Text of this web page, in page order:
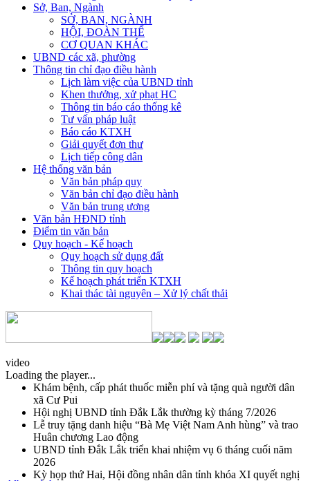
Sở, Ban, Ngành
SỞ, BAN, NGÀNH
HỘI, ĐOÀN THỂ
CƠ QUAN KHÁC
UBND các xã, phường
Thông tin chỉ đạo điều hành
Lịch làm việc của UBND tỉnh
Khen thưởng, xử phạt HC
Thông tin báo cáo thống kê
Tư vấn pháp luật
Báo cáo KTXH
Giải quyết đơn thư
Lịch tiếp công dân
Hệ thống văn bản
Văn bản pháp quy
Văn bản chỉ đạo điều hành
Văn bản trung ương
Văn bản HĐND tỉnh
Điểm tin văn bản
Quy hoạch - Kế hoạch
Quy hoạch sử dụng đất
Thông tin quy hoạch
Kế hoạch phát triển KTXH
Khai thác tài nguyên – Xử lý chất thải
video
Loading the player...
Khám bệnh, cấp phát thuốc miễn phí và tặng quà người dân
xã Cư Pui
Hội nghị UBND tỉnh Đắk Lắk thường kỳ tháng 7/2026
Lễ truy tặng danh hiệu “Bà Mẹ Việt Nam Anh hùng” và trao
Huân chương Lao động
UBND tỉnh Đắk Lắk triển khai nhiệm vụ 6 tháng cuối năm
2026
Kỳ họp thứ Hai, Hội đồng nhân dân tỉnh khóa XI quyết nghị